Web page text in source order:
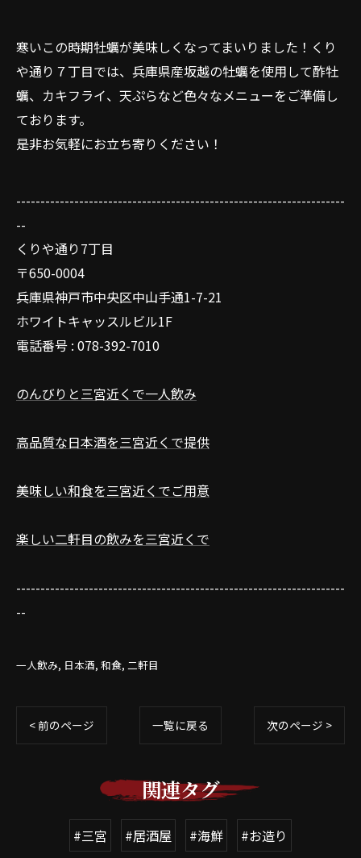
寒いこの時期牡蠣が美味しくなってまいりました！くり
や通り７丁目では、兵庫県産坂越の牡蠣を使用して酢牡
蠣、カキフライ、天ぷらなど色々なメニューをご準備し
ております。
是非お気軽にお立ち寄りください！
--------------------------------------------------------------------
--
くりや通り7丁目
〒650-0004
兵庫県神戸市中央区中山手通1-7-21
ホワイトキャッスルビル1F
電話番号 : 078-392-7010
のんびりと三宮近くで一人飲み
高品質な日本酒を三宮近くで提供
美味しい和食を三宮近くでご用意
楽しい二軒目の飲みを三宮近くで
--------------------------------------------------------------------
--
一人飲み 日本酒 和食 二軒目
< 前のページ 一覧に戻る 次のページ >
関連タグ
#三宮 #居酒屋 #海鮮 #お造り